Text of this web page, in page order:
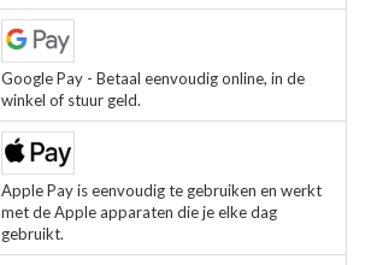
Google Pay - Betaal eenvoudig online, in de
winkel of stuur geld.
Apple Pay is eenvoudig te gebruiken en werkt
met de Apple apparaten die je elke dag
gebruikt.